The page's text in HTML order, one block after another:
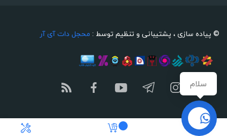
© پیاده سازی ، پشتیبانی و تنظیم توسط : محجل دات آی آر
سلام